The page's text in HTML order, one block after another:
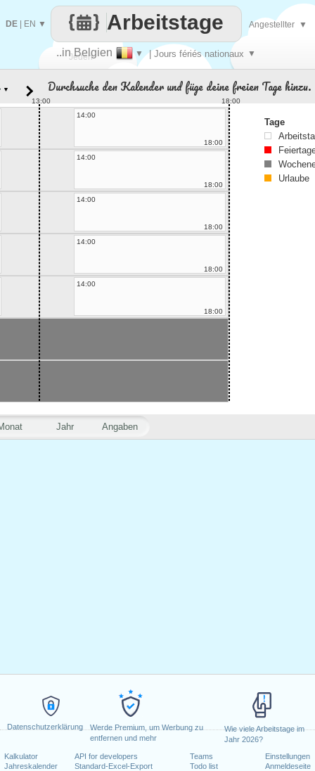
Datenschutzerklärung
Werde Premium, um Werbung zu
entfernen und mehr
Wie viele Arbeitstage im
Jahr 2026?
Kalkulator
Jahreskalender
API for developers
Standard-Excel-Export
Teams
Todo list
Einstellungen
Anmeldeseite
Jeden
..in Belgien ▼ | Jours fériés nationaux ▼
Arbeitstage
DE EN ▼ Angestellter ▼
Jahr Angaben
▼ Durchsuche den Kalender und füge deine freien Tage hinzu.
13:00
18:00
14:00
18:00
14:00
18:00
14:00
18:00
14:00
18:00
14:00
18:00
Tage
Urlaube